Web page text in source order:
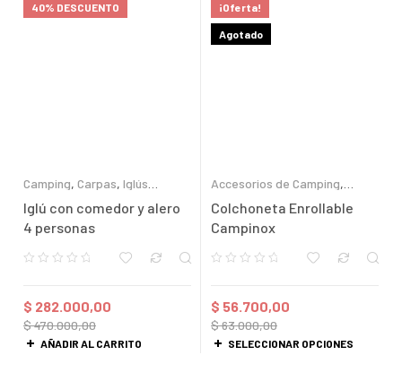
40% DESCUENTO
Camping, Carpas, Iglús
Iglú con comedor y alero
4 personas
$470.000,00
$ 282.000,00
AÑADIR AL CARRITO
¡Oferta!
Agotado
Accesorios de Camping,
Colchoneta Enrollable
Campinox
$63.000,00
$ 56.700,00
SELECCIONAR OPCIONES